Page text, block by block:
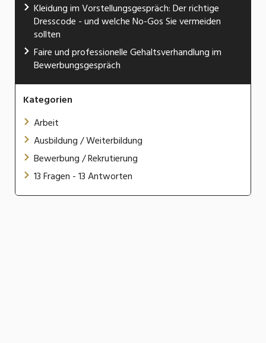
Kleidung im Vorstellungsgespräch: Der richtige
Dresscode - und welche No-Gos Sie vermeiden
sollten
Faire und professionelle Gehaltsverhandlung im
Bewerbungsgespräch
Kategorien
Arbeit
Ausbildung / Weiterbildung
Bewerbung / Rekrutierung
13 Fragen - 13 Antworten